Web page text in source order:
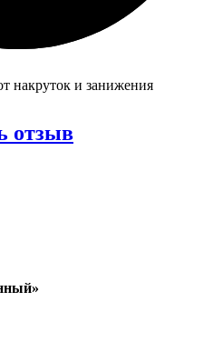
накруток и занижения
отзыв